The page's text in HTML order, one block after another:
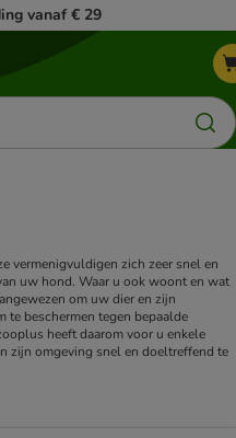
vanaf € 29
vermenigvuldigen zich zeer snel en
uw hond. Waar u ook woont en wat
om uw dier en zijn
te beschermen tegen bepaalde
heeft daarom voor u enkele
zijn omgeving snel en doeltreffend te